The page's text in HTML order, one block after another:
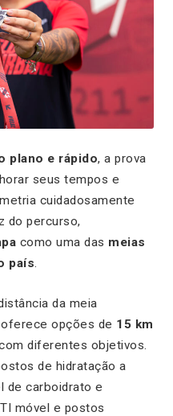
plano e rápido, a prova
seus tempos e
cuidadosamente
do percurso,
como uma das meias
país.
da meia
opções de 15 km
diferentes objetivos.
de hidratação a
de carboidrato e
móvel e postos